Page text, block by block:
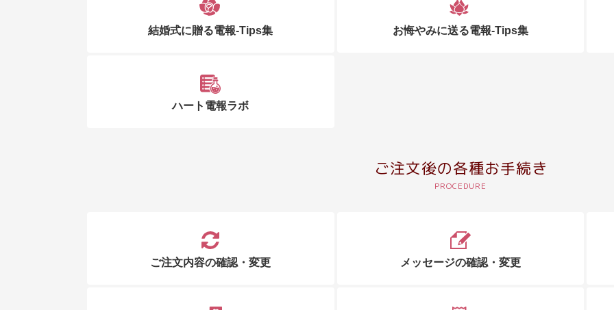
結婚式に贈る電報-Tips集 お悔やみに送る電報-Tips集
ハート電報ラボ
ご注文後の各種お手続き
ご注文内容の確認・変更 メッセージの確認・変更